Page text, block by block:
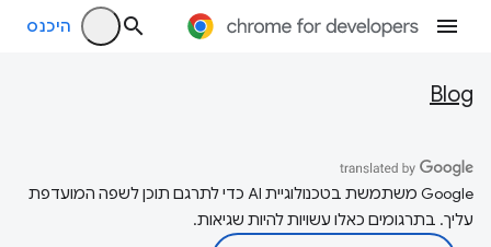
היכנס
Blog
‫Google משתמשת בטכנולוגיית AI כדי לתרגם תוכן לשפה המועדפת
עליך. בתרגומים כאלו עשויות להיות שגיאות.